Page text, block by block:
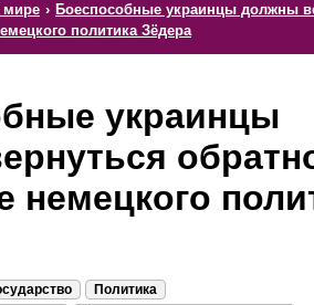
мире › Боеспособные украинцы должны
политика Зёдера
украинцы
немецкого
Политика